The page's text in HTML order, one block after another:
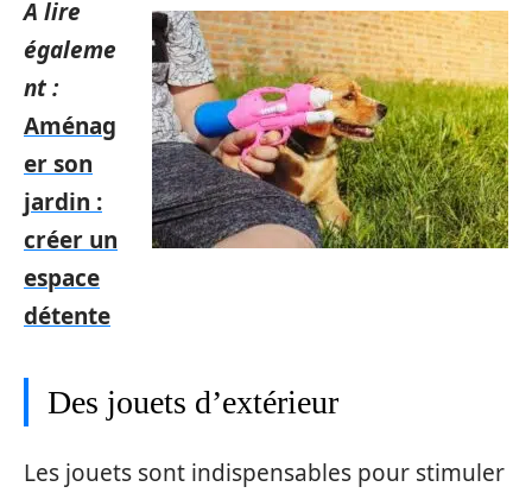
A lire
égaleme
nt :
Aménag
er son
jardin :
créer un
espace
détente
Des jouets d’extérieur
Les jouets sont indispensables pour stimuler